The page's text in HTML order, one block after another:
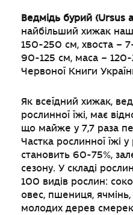
Ведмідь бурий (Ursus
найбільший хижак
150-250 см, хвоста –
90-125 см, маса –
Червоної Книги
Як всеїдний хижак,
рослинної їжі, має
що майже у 7,7 раза
Частка рослинної їжі у
становить 60-75%,
сезону. У складі
100 видів рослин:
овес, пшениця, ячмінь,
молодих дерев